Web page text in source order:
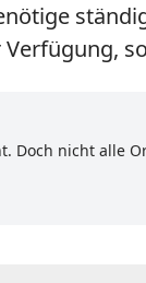
Doch nicht alle